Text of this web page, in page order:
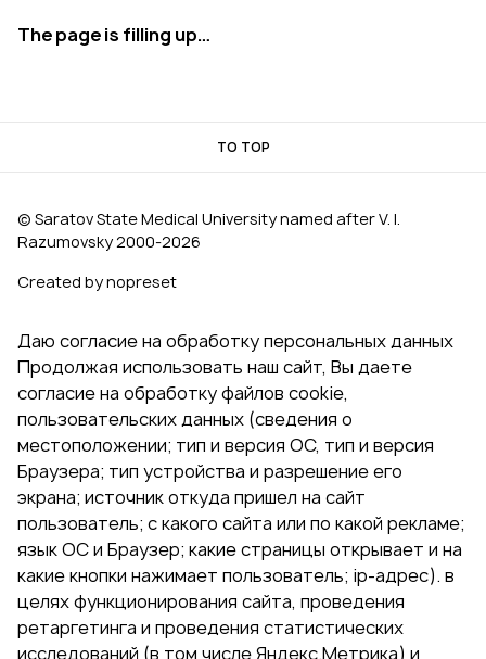
The page is filling up…
TO TOP
© Saratov State Medical University named after V. I.
Razumovsky 2000‑2026
Created by nopreset
Даю согласие на обработку персональных данных
Продолжая использовать наш сайт, Вы даете
согласие на обработку файлов cookie,
пользовательских данных (сведения о
местоположении; тип и версия ОС, тип и версия
Браузера; тип устройства и разрешение его
экрана; источник откуда пришел на сайт
пользователь; с какого сайта или по какой рекламе;
язык ОС и Браузер; какие страницы открывает и на
какие кнопки нажимает пользователь; ip-адрес). в
целях функционирования сайта, проведения
ретаргетинга и проведения статистических
исследований (в том числе Яндекс.Метрика) и